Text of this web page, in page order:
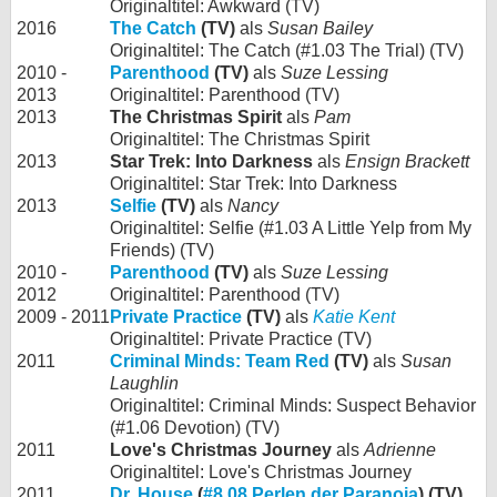
Originaltitel: Awkward (TV)
2016
The Catch (TV) als Susan Bailey
Originaltitel: The Catch (#1.03 The Trial) (TV)
2010 -
2013
Parenthood (TV) als Suze Lessing
Originaltitel: Parenthood (TV)
2013
The Christmas Spirit als Pam
Originaltitel: The Christmas Spirit
2013
Star Trek: Into Darkness als Ensign Brackett
Originaltitel: Star Trek: Into Darkness
2013
Selfie (TV) als Nancy
Originaltitel: Selfie (#1.03 A Little Yelp from My
Friends) (TV)
2010 -
2012
Parenthood (TV) als Suze Lessing
Originaltitel: Parenthood (TV)
2009 - 2011 Private Practice (TV) als Katie Kent
Originaltitel: Private Practice (TV)
2011
Criminal Minds: Team Red (TV) als Susan
Laughlin
Originaltitel: Criminal Minds: Suspect Behavior
(#1.06 Devotion) (TV)
2011
Love's Christmas Journey als Adrienne
Originaltitel: Love's Christmas Journey